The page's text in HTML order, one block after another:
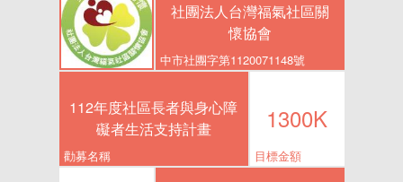
社團法人台灣福氣社區關
懷協會
中市社團字第1120071148號
112年度社區長者與身心障
礙者生活支持計畫
勸募名稱
1300K
目標金額